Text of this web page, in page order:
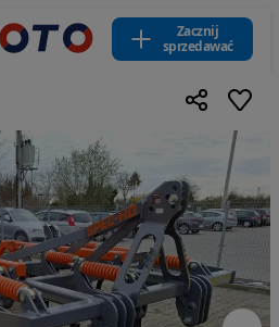
Zacznij
sprzedawać